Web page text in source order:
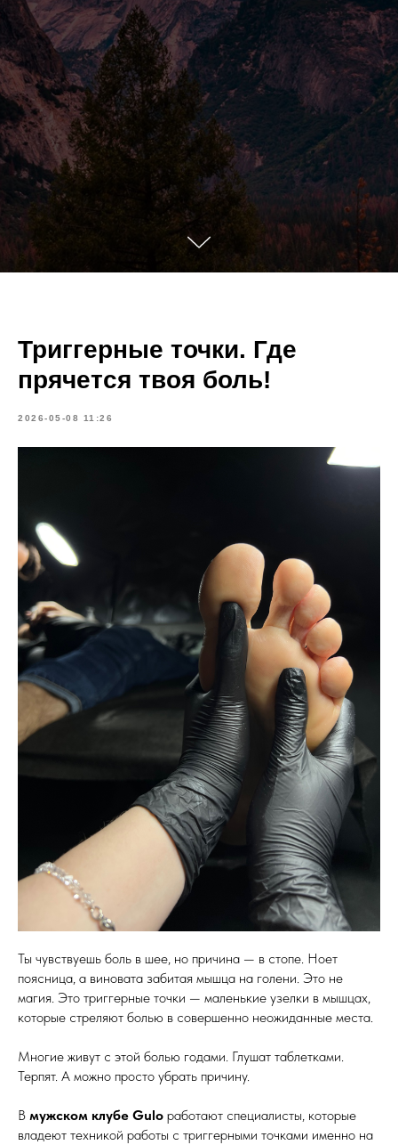
Триггерные точки. Где
прячется твоя боль!
2026-05-08 11:26
Ты чувствуешь боль в шее, но причина — в стопе. Ноет
поясница, а виновата забитая мышца на голени. Это не
магия. Это триггерные точки — маленькие узелки в мышцах,
которые стреляют болью в совершенно неожиданные места.
Многие живут с этой болью годами. Глушат таблетками.
Терпят. А можно просто убрать причину.
В мужском клубе Gulo работают специалисты, которые
владеют техникой работы с триггерными точками именно на